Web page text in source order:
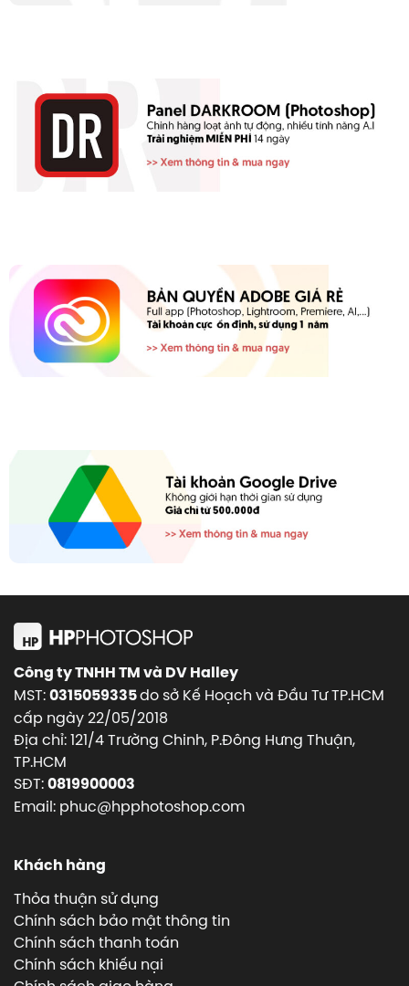
Công ty TNHH TM và DV Halley
MST:0315059335do sở Kế Hoạch và Đầu Tư TP.HCM
cấp ngày 22/05/2018
Địa chỉ: 121/4 Trường Chinh, P.Đông Hưng Thuận,
TP.HCM
SĐT:0819900003
Email: phuc@hpphotoshop.com
Khách hàng
Thỏa thuận sử dụng
Chính sách bảo mật thông tin
Chính sách thanh toán
Chính sách khiếu nại